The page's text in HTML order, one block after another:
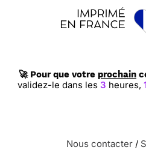
🚀 Pour que votre prochain
validez-le dans les 3 heures,
Nous contacter /